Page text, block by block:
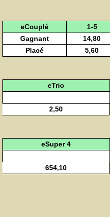
eCouplé 1-5
Gagnant
14,80
Placé
5,60
eTrio
2,50
eSuper 4
654,10